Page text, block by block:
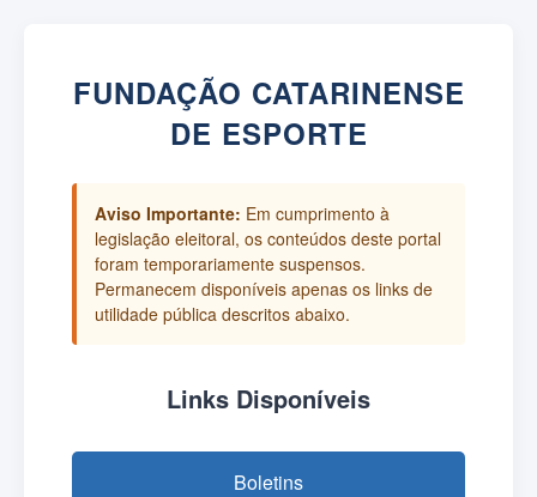
FUNDAÇÃO CATARINENSE
DE ESPORTE
Aviso Importante: Em cumprimento à
legislação eleitoral, os conteúdos deste portal
foram temporariamente suspensos.
Permanecem disponíveis apenas os links de
utilidade pública descritos abaixo.
Links Disponíveis
Boletins